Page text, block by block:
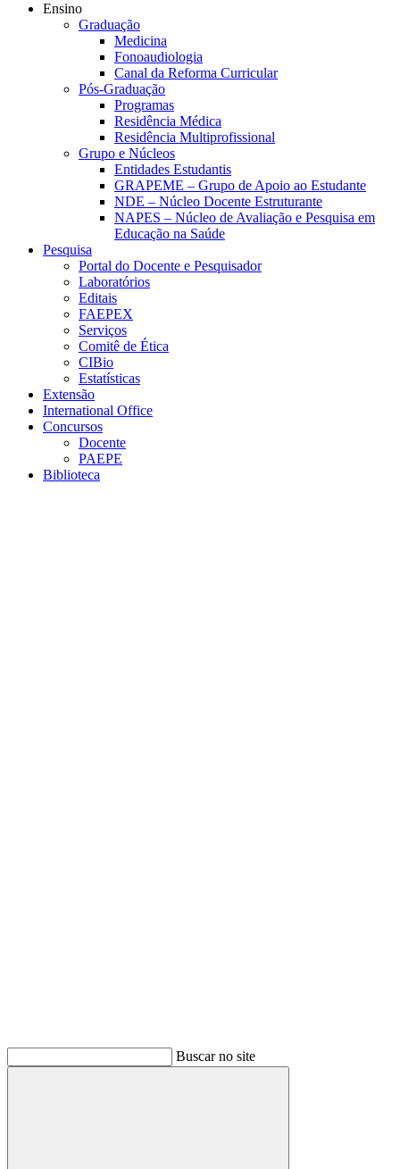
Ensino
Graduação
Medicina
Fonoaudiologia
Canal da Reforma Curricular
Pós-Graduação
Programas
Residência Médica
Residência Multiprofissional
Grupo e Núcleos
Entidades Estudantis
GRAPEME – Grupo de Apoio ao Estudante
NDE – Núcleo Docente Estruturante
NAPES – Núcleo de Avaliação e Pesquisa em
Educação na Saúde
Pesquisa
Portal do Docente e Pesquisador
Laboratórios
Editais
FAEPEX
Serviços
Comitê de Ética
CIBio
Estatísticas
Extensão
International Office
Concursos
Docente
PAEPE
Biblioteca
Buscar no site